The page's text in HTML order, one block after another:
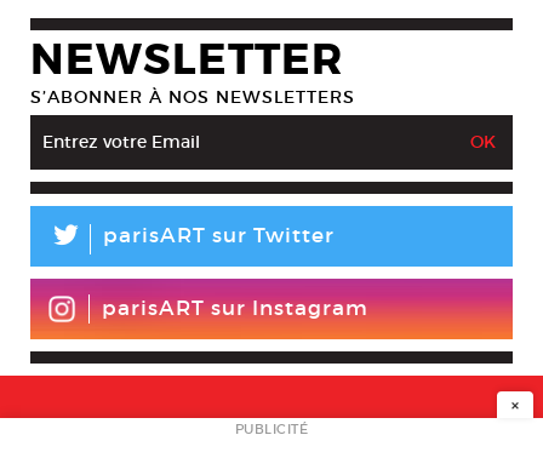
NEWSLETTER
S’ABONNER À NOS NEWSLETTERS
L parisART sur Twitter
parisART sur Instagram
NEWSLETTER
×
PUBLICITÉ